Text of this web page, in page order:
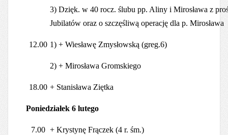
3) Dzięk. w 40 rocz. ślubu pp. Aliny i Mirosława z
Jubilatów oraz o szczęśliwą operację dla p. Mirosława
12.00 1) + Wiesławę Zmysłowską (greg.6)
2) + Mirosława Gromskiego
18.00 + Stanisława Ziętka
Poniedziałek 6 lutego
7.00 + Krystynę Frączek (4 r. śm.)